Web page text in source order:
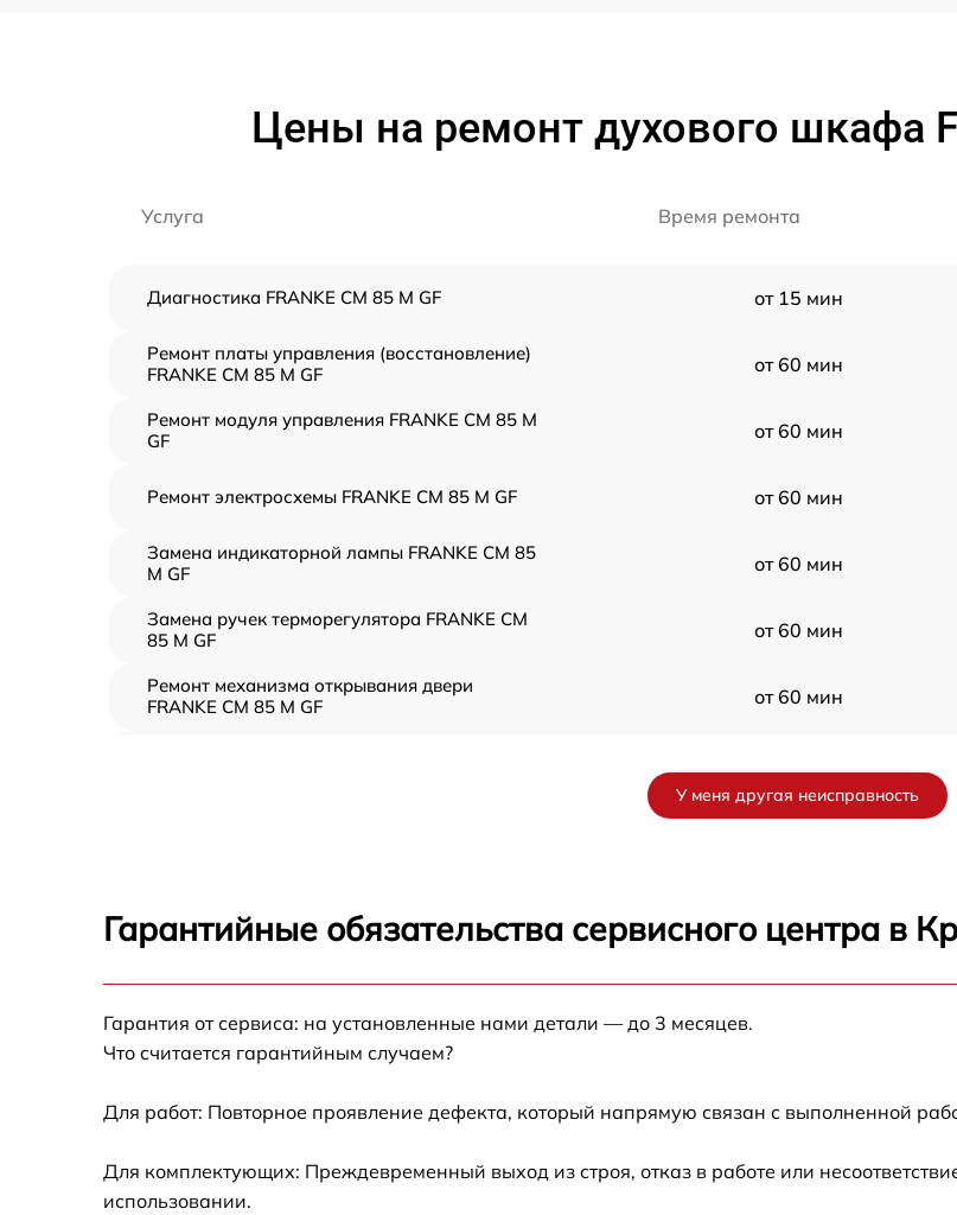
Цены на ремонт духового шкафа
Услуга Время ремонта
Диагностика FRANKE CM 85 M GF от 15 мин
Ремонт платы управления (восстановление)
FRANKE CM 85 M GF
от 60 мин
Ремонт модуля управления FRANKE CM 85 M
GF
от 60 мин
Ремонт электросхемы FRANKE CM 85 M GF от 60 мин
Замена индикаторной лампы FRANKE CM 85
M GF
от 60 мин
Замена ручек терморегулятора FRANKE CM
85 M GF
от 60 мин
Ремонт механизма открывания двери
FRANKE CM 85 M GF
от 60 мин
Замена термодатчика FRANKE CM 85 M GF
GF
У меня другая неисправность
Гарантийные обязательства сервисного центра в
Гарантия от сервиса: на установленные нами детали — до 3 месяцев.
Что считается гарантийным случаем?
Для работ: Повторное проявление дефекта, который напрямую связан с выполненной
Для комплектующих: Преждевременный выход из строя, отказ в работе или
использовании.